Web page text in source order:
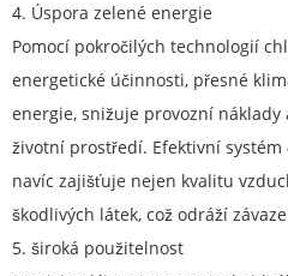
4. Úspora zelené energie
Pomocí pokročilých technologií
energetické účinnosti, přesné
energie, snižuje provozní
životní prostředí. Efektivní
navíc zajišťuje nejen kvalitu
škodlivých látek, což odráží
5. široká použitelnost